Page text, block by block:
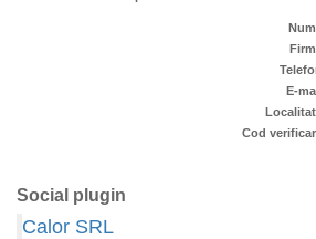
E-
Cod
Social plugin
Calor SRL